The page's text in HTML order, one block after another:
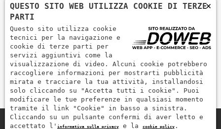
il cliente.
5) Paga con Carta di credito Visa, Visa Electron, Maestro,
Mastercard tramite il circuito PayPal. PayPal serve per pagare,
inviare denaro e accettare pagamenti in modo rapido,
semplice e sicuro.
×
QUESTO SITO WEB UTILIZZA COOKIE DI TERZE
PARTI
Questo sito utilizza cookie
tecnici per la navigazione e
cookie di terze parti per
servizi aggiuntivi come la
visualizzazione di video. Alcuni cookie potrebbero
raccogliere informazioni per mostrarti pubblicità
mirata e tracciare la tua attività, installandosi
solo cliccando su "Accetta tutti i cookie". Puoi
modificare le tue preferenze in qualsiasi momento
tramite il link "Cookie" in basso a sinistra.
Cliccando su un pulsante confermi di aver letto e
accettato l' informativa sulla privacy e la cookie policy .